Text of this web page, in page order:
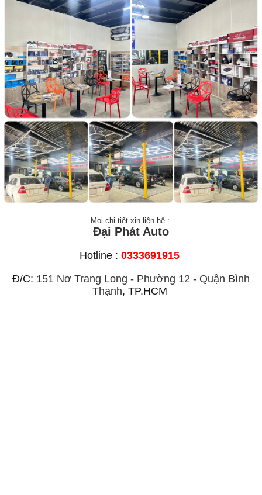
Mọi chi tiết xin liên hệ :
Đại Phát Auto
Hotline : 0333691915
Đ/C: 151 Nơ Trang Long - Phường 12 - Quận Bình
Thạnh, TP.HCM